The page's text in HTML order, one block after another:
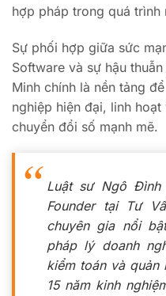
hợp pháp trong quá
Sự phối hợp giữa sức
Software và sự hậu
Minh chính là nền tảng
nghiệp hiện đại, linh
chuyển đổi số mạnh mẽ.
Luật sư Ngô
Founder tại Tư
chuyên gia nổi
pháp lý doanh
kiểm toán và quản
15 năm kinh